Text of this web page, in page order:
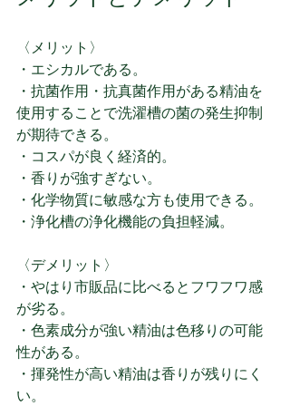
〈メリット〉
・エシカルである。
・抗菌作用・抗真菌作用がある精油を
使用することで洗濯槽の菌の発生抑制
が期待できる。
・コスパが良く経済的。
・香りが強すぎない。
・化学物質に敏感な方も使用できる。
・浄化槽の浄化機能の負担軽減。
〈デメリット〉
・やはり市販品に比べるとフワフワ感
が劣る。
・色素成分が強い精油は色移りの可能
性がある。
・揮発性が高い精油は香りが残りにく
い。